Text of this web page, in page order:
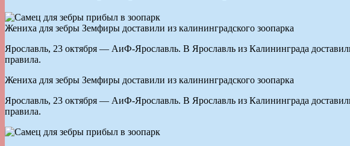
Жениха для зебры Земфиры доставили из калининградского зоопарка
Ярославль, 23 октября — АиФ-Ярославль. В Ярославль из Калининграда
правила.
Жениха для зебры Земфиры доставили из калининградского зоопарка
Ярославль, 23 октября — АиФ-Ярославль. В Ярославль из Калининграда
правила.